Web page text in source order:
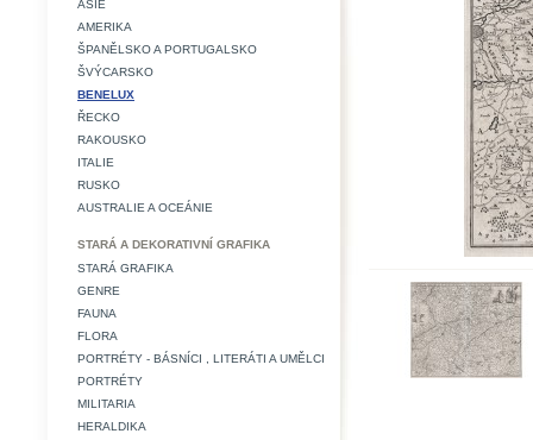
ASIE
AMERIKA
ŠPANĚLSKO A PORTUGALSKO
ŠVÝCARSKO
BENELUX
ŘECKO
RAKOUSKO
ITALIE
RUSKO
AUSTRALIE A OCEÁNIE
STARÁ A DEKORATIVNÍ GRAFIKA
STARÁ GRAFIKA
GENRE
FAUNA
FLORA
PORTRÉTY - BÁSNÍCI , LITERÁTI A UMĚLCI
PORTRÉTY
MILITARIA
HERALDIKA